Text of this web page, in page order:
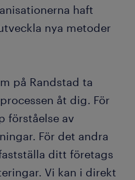
haft
nya metoder
på Randstad ta
åt dig. För
förståelse av
För det andra
ditt företags
Vi kan i direkt